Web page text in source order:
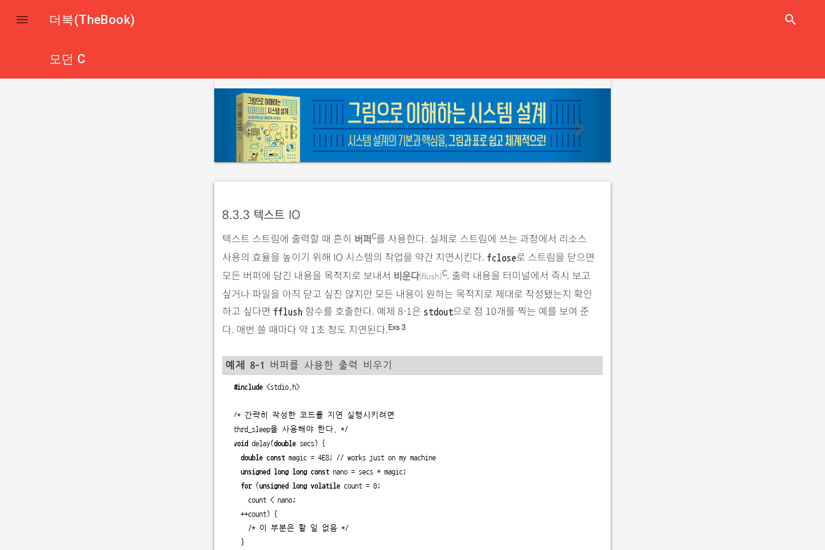
 더북(TheBook) search
모던 C
p
r
e
v
i
o
s
n
x
t
8.3.3 텍스트 IO
텍스트 스트림에 출력할 때 흔히 버퍼C를 사용한다. 실제로 스트림에 쓰는 과정에서 리소스
사용의 효율을 높이기 위해 IO 시스템의 작업을 약간 지연시킨다. fclose로 스트림을 닫으면
모든 버퍼에 담긴 내용을 목적지로 보내서 비운다(flush)C. 출력 내용을 터미널에서 즉시 보고
싶거나 파일을 아직 닫고 싶진 않지만 모든 내용이 원하는 목적지로 제대로 작성됐는지 확인
하고 싶다면 fflush 함수를 호출한다. 예제 8-1은 stdout으로 점 10개를 찍는 예를 보여 준
다. 매번 쓸 때마다 약 1초 정도 지연된다. Exs 3
예제 8-1 버퍼를 사용한 출력 비우기
#include <stdio.h>
/* 간략히 작성한 코드를 지연 실행시키려면
thrd_sleep을 사용해야 한다. */
void delay(double secs) {
double const magic = 4E8; // works just on my machine
unsigned long long const nano = secs * magic;
for (unsigned long volatile count = 0;
     count < nano;
   ++count) {
     /
* 이 부분은 할 일 없음 */
   }